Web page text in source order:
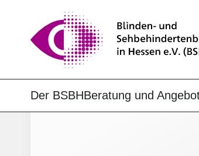
Der BSBHBeratung und